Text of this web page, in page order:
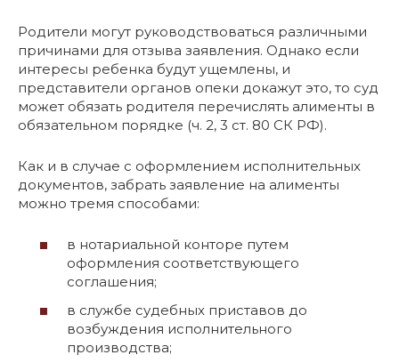
Родители могут руководствоваться различными
причинами для отзыва заявления. Однако если
интересы ребенка будут ущемлены, и
представители органов опеки докажут это, то суд
может обязать родителя перечислять алименты в
обязательном порядке (ч. 2, 3 ст. 80 СК РФ).
Как и в случае с оформлением исполнительных
документов, забрать заявление на алименты
можно тремя способами:
в нотариальной конторе путем
оформления соответствующего
соглашения;
в службе судебных приставов до
возбуждения исполнительного
производства;